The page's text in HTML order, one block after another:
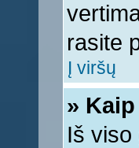
rasite
Į viršų
»
Iš viso